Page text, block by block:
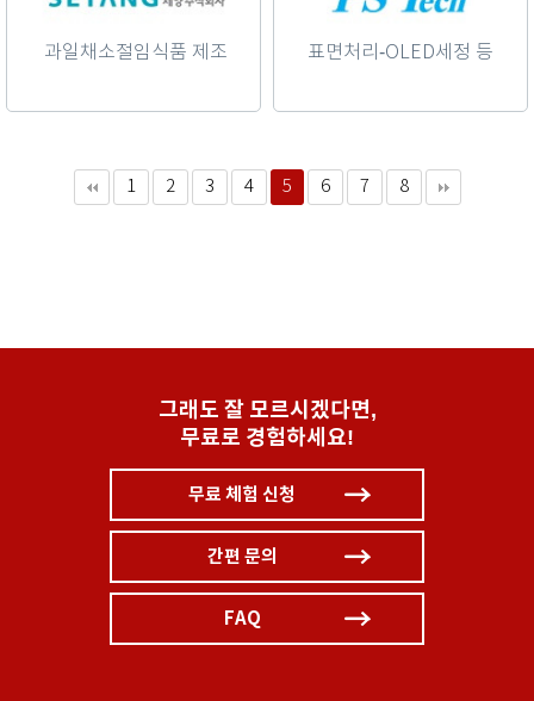
과일채소절임식품 제조 표면처리-OLED세정 등
1 2 3 4 5 6 7 8
그래도 잘 모르시겠다면,
무료로 경험하세요!
무료 체험 신청
간편 문의
FAQ